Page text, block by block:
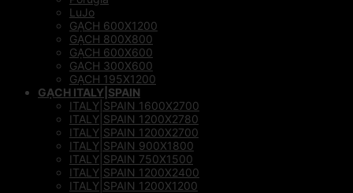
LuJo
GẠCH 600X1200
GẠCH 800X800
GẠCH 600X600
GACH 300X600
GẠCH 195X1200
GẠCH ITALY|SPAIN
ITALY|SPAIN 1600X2700
ITALY|SPAIN 1200X2780
ITALY|SPAIN 1200X2700
ITALY|SPAIN 900X1800
ITALY|SPAIN 750X1500
ITALY|SPAIN 1200X2400
ITALY|SPAIN 1200X1200